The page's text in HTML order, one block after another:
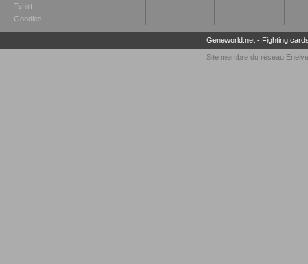
Tshirt
Goodies
Geneworld.net- Fighting
Site membre du réseau Enelye